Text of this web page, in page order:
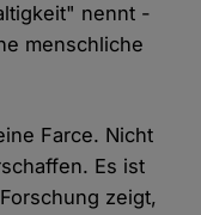
nennt -
menschliche
Farce. Nicht
Es ist
zeigt,